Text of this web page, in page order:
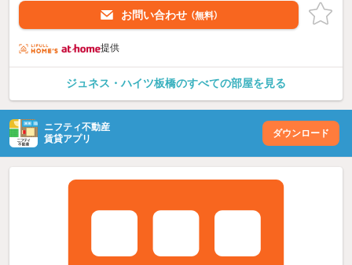
お問い合わせ （無料）
提供
ジュネス・ハイツ板橋のすべての部屋を見る
ニフティ不動産
賃貸アプリ
ダウンロード